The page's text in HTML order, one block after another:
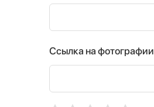
Ссылка на фотографии